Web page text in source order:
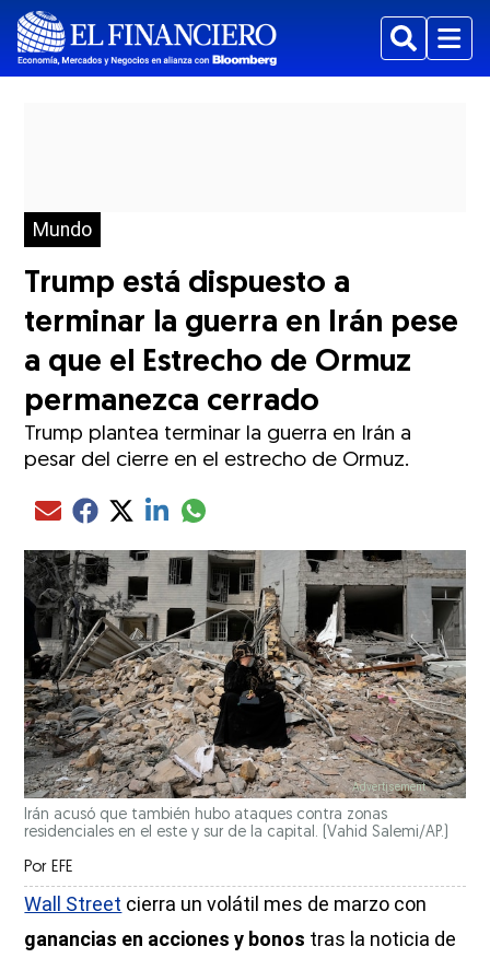
BuscarMenu
Mundo
Trump está dispuesto a
terminar la guerra en Irán pese
a que el Estrecho de Ormuz
permanezca cerrado
Trump plantea terminar la guerra en Irán a
pesar del cierre en el estrecho de Ormuz.
Compartir el artículo actual mediante Email
Compartir el artículo actual mediante Facebook
Compartir el artículo actual mediante Twitter
Compartir el artículo actual mediante LinkedIn
Compartir el artículo actual mediante
Irán acusó que también hubo ataques contra zonas
residenciales en el este y sur de la capital.
(Vahid Salemi/AP.)
Por EFE
Wall Street cierra un volátil mes de marzo con
ganancias en acciones y bonos tras la noticia de